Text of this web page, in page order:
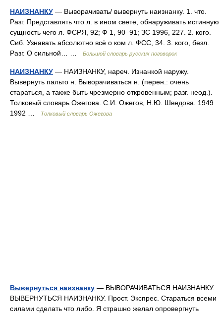
НАИЗНАНКУ — Выворачивать/ вывернуть наизнанку. 1. что.
Разг. Представлять что л. в ином свете, обнаруживать истинную
сущность чего л. ФСРЯ, 92; Ф 1, 90–91; ЗС 1996, 227. 2. кого.
Сиб. Узнавать абсолютно всё о ком л. ФСС, 34. 3. кого, безл.
Разг. О сильной… …
Большой словарь русских поговорок
НАИЗНАНКУ — НАИЗНАНКУ, нареч. Изнанкой наружу.
Вывернуть пальто н. Выворачиваться н. (перен.: очень
стараться, а также быть чрезмерно откровенным; разг. неод.).
Толковый словарь Ожегова. С.И. Ожегов, Н.Ю. Шведова. 1949
1992 …
Толковый словарь Ожегова
Вывернуться наизнанку — ВЫВОРАЧИВАТЬСЯ НАИЗНАНКУ.
ВЫВЕРНУТЬСЯ НАИЗНАНКУ. Прост. Экспрес. Стараться всеми
силами сделать что либо. Я страшно желал опровергнуть